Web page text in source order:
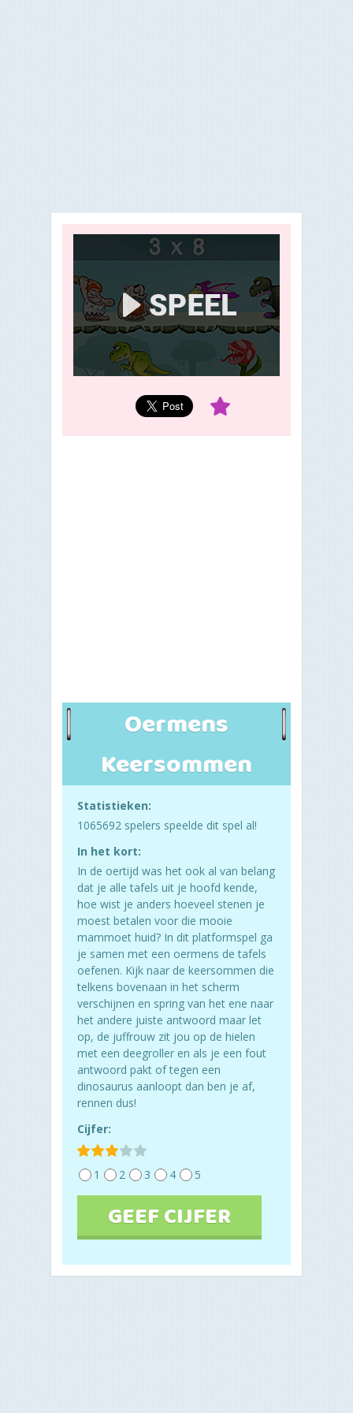
Oermens
Keersommen
Statistieken:
1065692 spelers speelde dit spel al!
In het kort:
In de oertijd was het ook al van belang
dat je alle tafels uit je hoofd kende,
hoe wist je anders hoeveel stenen je
moest betalen voor die mooie
mammoet huid? In dit platformspel ga
je samen met een oermens de tafels
oefenen. Kijk naar de keersommen die
telkens bovenaan in het scherm
verschijnen en spring van het ene naar
het andere juiste antwoord maar let
op, de juffrouw zit jou op de hielen
met een deegroller en als je een fout
antwoord pakt of tegen een
dinosaurus aanloopt dan ben je af,
rennen dus!
Cijfer:
1 2 3 4 5